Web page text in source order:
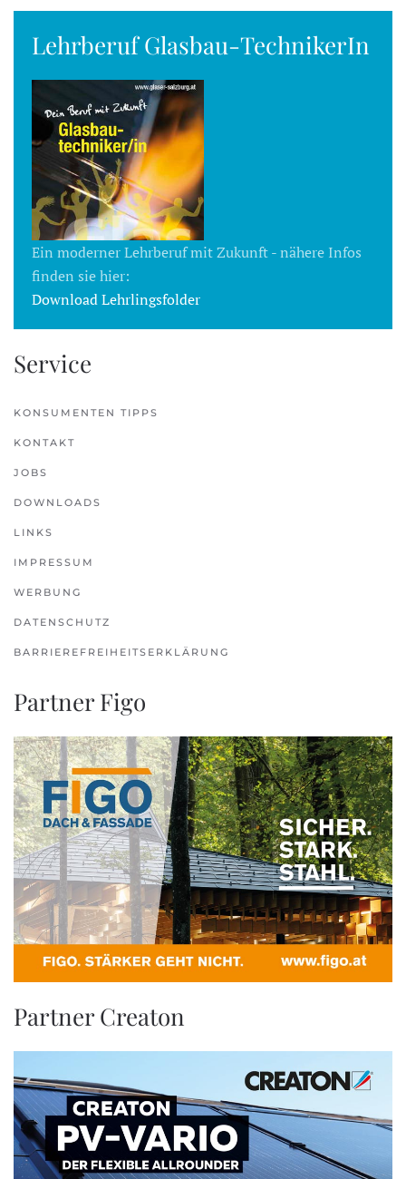
Lehrberuf Glasbau-TechnikerIn
Ein moderner Lehrberuf mit Zukunft - nähere Infos
finden sie hier:
Download Lehrlingsfolder
Service
KONSUMENTEN TIPPS
KONTAKT
JOBS
DOWNLOADS
LINKS
IMPRESSUM
WERBUNG
DATENSCHUTZ
BARRIEREFREIHEITSERKLÄRUNG
Partner Figo
Partner Creaton